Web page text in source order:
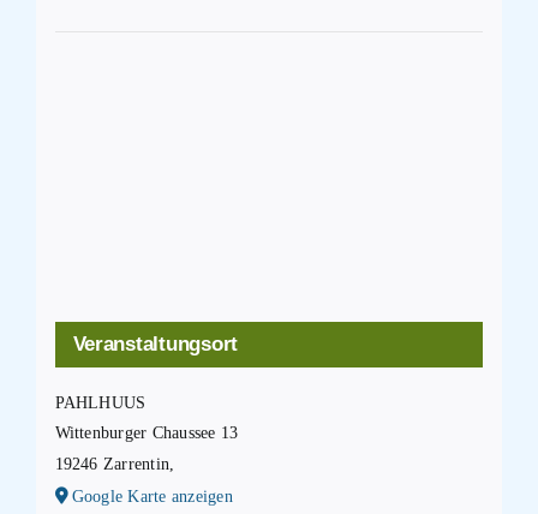
Veranstaltungsort
PAHLHUUS
Wittenburger Chaussee 13
19246 Zarrentin
Google Karte anzeigen